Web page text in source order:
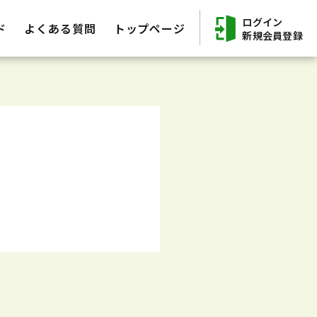
よくある質問 トップページ
ログイン
新規会員登録